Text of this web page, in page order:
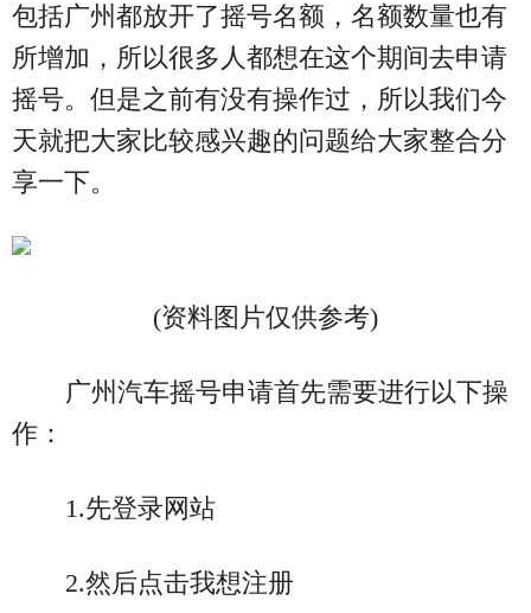
包括广州都放开了摇号名额，名额数量也有
所增加，所以很多人都想在这个期间去申请
摇号。但是之前有没有操作过，所以我们今
天就把大家比较感兴趣的问题给大家整合分
享一下。
(资料图片仅供参考)
广州汽车摇号申请首先需要进行以下操
作：
1.先登录网站
2.然后点击我想注册